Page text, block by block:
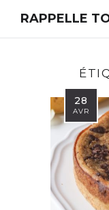
RAPPELLE
28
AVR